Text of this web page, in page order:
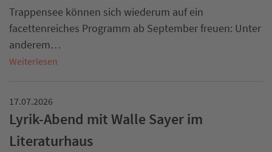
Trappensee können sich wiederum auf ein
facettenreiches Programm ab September freuen: Unter
anderem…
Weiterlesen
17.07.2026
Lyrik-Abend mit Walle Sayer im
Literaturhaus